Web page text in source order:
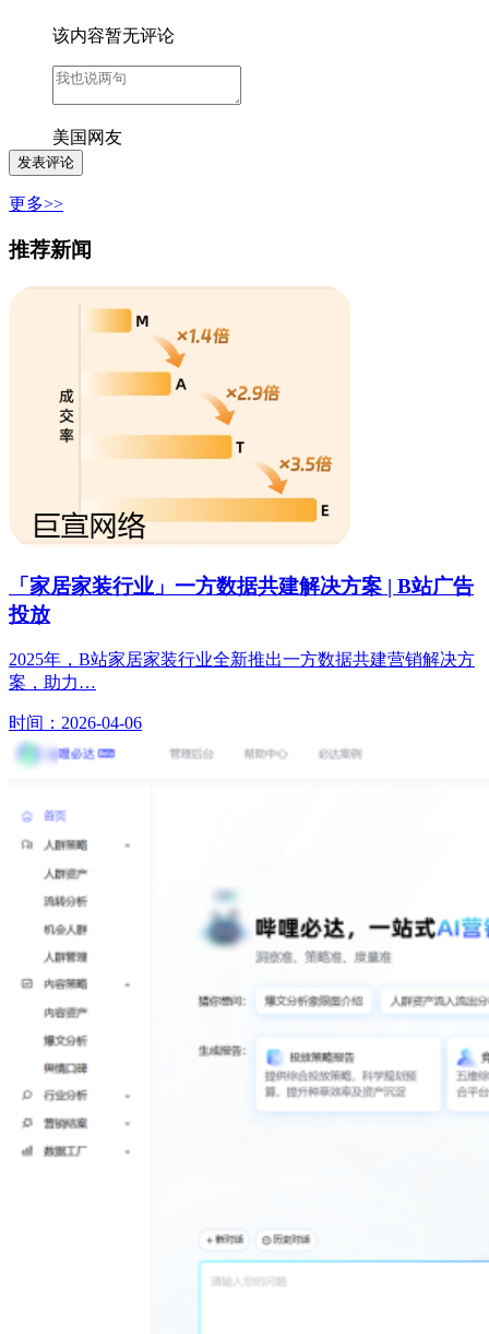
该内容暂无评论
美国网友
更多>>
推荐新闻
「家居家装行业」一方数据共建解决方案 | B站广告
投放
2025年，B站家居家装行业全新推出一方数据共建营销解决方
案，助力…
时间：2026-04-06